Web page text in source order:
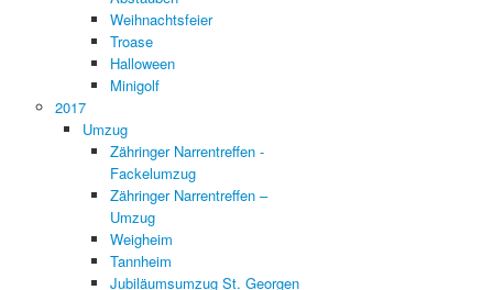
Weihnachtsfeier
Troase
Halloween
Minigolf
2017
Umzug
Zähringer Narrentreffen -
Fackelumzug
Zähringer Narrentreffen –
Umzug
Weigheim
Tannheim
Jubiläumsumzug St. Georgen